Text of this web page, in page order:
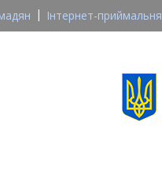
Інтернет-приймальня